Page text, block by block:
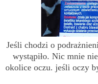
Jeśli chodzi o
wystąpiło. Nic mnie
okolice oczu. jeśli oczy